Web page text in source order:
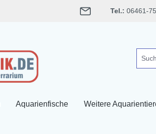
Tel.: 06461-
Aquarienfische Weitere